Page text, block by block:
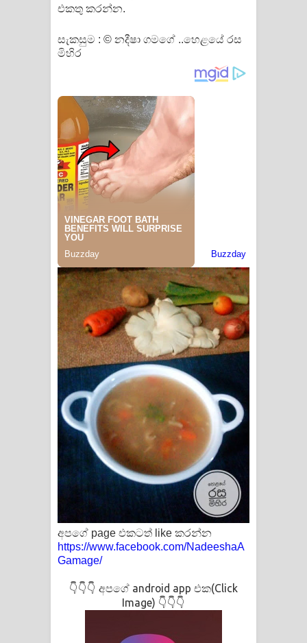
එකතු කරන්න.
සැකසුම : © නදීෂා ගමගේ ..හෙළයේ රස
මිහිර
අපගේ page එකටත් like කරන්න
https://www.facebook.com/NadeeshaA
Gamage/
👇👇👇 අපගේ android app එක(Click
Image) 👇👇👇